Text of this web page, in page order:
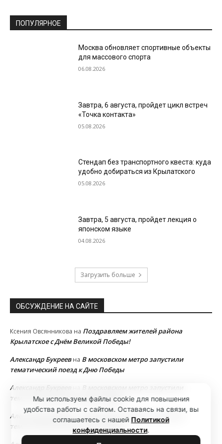
ПОПУЛЯРНОЕ
Москва обновляет спортивные объекты
для массового спорта
06.08.2026
Завтра, 6 августа, пройдет цикл встреч
«Точка контакта»
05.08.2026
Стендап без транспортного квеста: куда
удобно добираться из Крылатского
05.08.2026
Завтра, 5 августа, пройдет лекция о
японском языке
04.08.2026
Загрузить больше
ОБСУЖДЕНИЕ НА САЙТЕ
Ксения Овсянникова на Поздравляем жителей района
Крылатское с Днём Великой Победы!
Александр Букреевна В московском метро запустили
тематический поезд к Дню Победы
Александр Букреев
В московском метро запустили
тематический поезд к Дню Победы
Александр Букреев
В московском метро запустили
тематический поезд к Дню Победы
Мы используем файлы cookie для повышения
удобства работы с сайтом. Оставаясь на связи, вы
соглашаетесь с нашей Политикой
конфиденциальности.